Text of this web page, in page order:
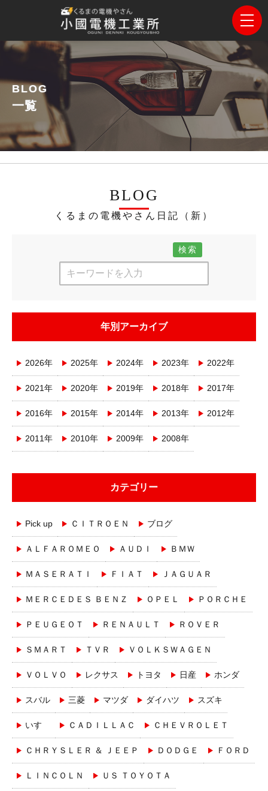
BLOG
一覧
BLOG
くるまの電機やさん日記（新）
検索
年別アーカイブ
2026年 2025年 2024年 2023年 2022年
2021年 2020年 2019年 2018年 2017年
2016年 2015年 2014年 2013年 2012年
2011年 2010年 2009年 2008年
カテゴリー
Pick up ＣＩＴＲＯＥＮ ブログ
ＡＬＦＡＲＯＭＥＯ ＡＵＤＩ ＢＭＷ
ＭＡＳＥＲＡＴＩ ＦＩＡＴ ＪＡＧＵＡＲ
ＭＥＲＣＥＤＥＳ ＢＥＮＺ ＯＰＥＬ ＰＯＲＣＨＥ
ＰＥＵＧＥＯＴ ＲＥＮＡＵＬＴ ＲＯＶＥＲ
ＳＭＡＲＴ ＴＶＲ ＶＯＬＫＳＷＡＧＥＮ
ＶＯＬＶＯ レクサス トヨタ 日産 ホンダ
スバル 三菱 マツダ ダイハツ スズキ
いすゞ ＣＡＤＩＬＬＡＣ ＣＨＥＶＲＯＬＥＴ
ＣＨＲＹＳＬＥＲ ＆ ＪＥＥＰ ＤＯＤＧＥ ＦＯＲＤ
ＬＩＮＣＯＬＮ ＵＳ ＴＯＹＯＴＡ